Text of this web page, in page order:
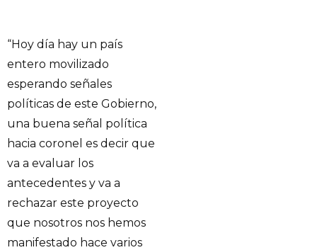
“Hoy día hay un país
entero movilizado
esperando señales
políticas de este Gobierno,
una buena señal política
hacia coronel es decir que
va a evaluar los
antecedentes y va a
rechazar este proyecto
que nosotros nos hemos
manifestado hace varios